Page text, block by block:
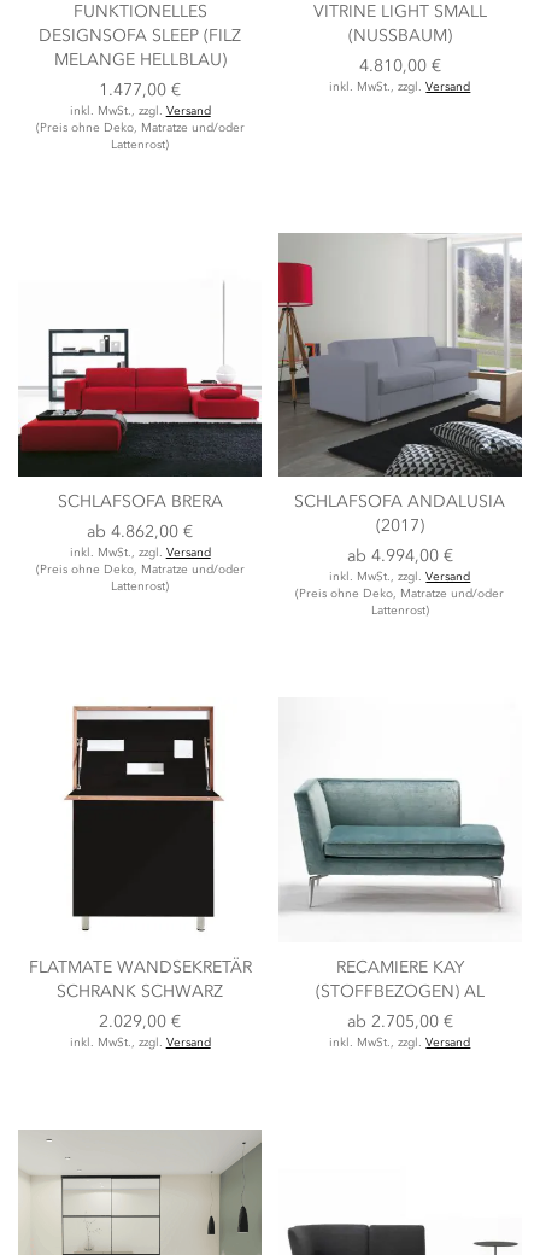
FUNKTIONELLES
DESIGNSOFA SLEEP (FILZ
MELANGE HELLBLAU)
1.477,00 €
inkl. MwSt., zzgl. Versand
(Preis ohne Deko, Matratze und/oder
Lattenrost)
VITRINE LIGHT SMALL
(NUSSBAUM)
4.810,00 €
inkl. MwSt., zzgl.Versand
SCHLAFSOFA BRERA
ab4.862,00 €
inkl. MwSt., zzgl. Versand
(Preis ohne Deko, Matratze und/oder
Lattenrost)
SCHLAFSOFA ANDALUSIA
(2017)
ab 4.994,00 €
inkl. MwSt., zzgl.Versand
(Preis ohne Deko, Matratze und/oder
Lattenrost)
FLATMATE WANDSEKRETÄR
SCHRANK SCHWARZ
2.029,00 €
inkl. MwSt., zzgl. Versand
RECAMIERE KAY
(STOFFBEZOGEN) AL
ab 2.705,00 €
inkl. MwSt., zzgl.Versand